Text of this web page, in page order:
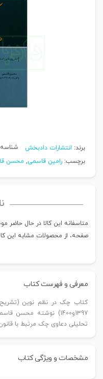
برند: انتشارات دادبخش
برچسب: رامین قاسمی, محسن
متاسفانه این کالا در حال حاضر
صفحه، از محصولات مشابه این
معرفی و فهرست کتاب
کتاب چک در نظم نوین
1397و1400) نوشته
تحلیلی دعاوی چک مرتبط با
مشخصات و ویژگی کتاب